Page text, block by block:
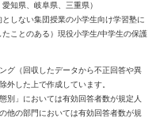
知県、岐阜県、三重県）
しない集団授業の小学生向け学習塾に
ことのある）現役小学生/中学生の保護
グ（回収したデータから不正回答や異
外した上で作成しています。
別」においては有効回答者数が規定人
他の部門においては有効回答者数が規